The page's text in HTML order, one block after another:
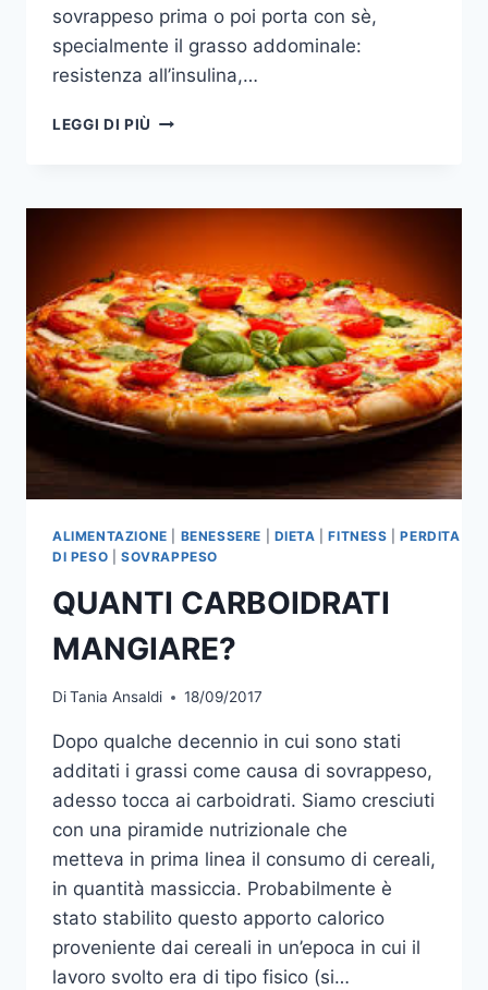
sovrappeso prima o poi porta con sè,
specialmente il grasso addominale:
resistenza all’insulina,…
LEGGI DI PIÙ
ALIMENTAZIONE BENESSERE DIETA |FITNESS |PERDITA
DI PESO
SOVRAPPESO
QUANTI CARBOIDRATI
MANGIARE?
DiTania Ansaldi 18/09/2017
Dopo qualche decennio in cui sono stati
additati i grassi come causa di sovrappeso,
adesso tocca ai carboidrati. Siamo cresciuti
con una piramide nutrizionale che
metteva in prima linea il consumo di cereali,
in quantità massiccia. Probabilmente è
stato stabilito questo apporto calorico
proveniente dai cereali in un’epoca in cui il
lavoro svolto era di tipo fisico (si…